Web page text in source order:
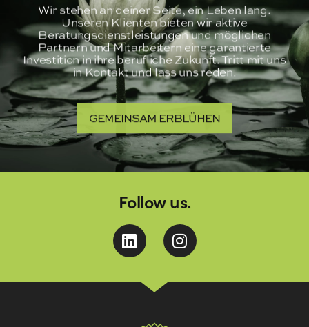
Wir stehen an deiner Seite, ein Leben lang.
Unseren Klienten bieten wir aktive
Beratungsdienstleistungen und möglichen
Partnern und Mitarbeitern eine garantierte
Investition in ihre berufliche Zukunft. Tritt mit uns
in Kontakt und lass uns reden.
GEMEINSAM ERBLÜHEN
Follow us.